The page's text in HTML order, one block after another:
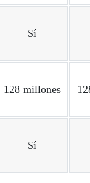
Sí
128 millones
Sí